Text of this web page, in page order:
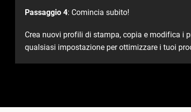
Passaggio 4: Comincia subito! ​
Crea nuovi profili di stampa, copia e modifica i
qualsiasi impostazione per ottimizzare i tuoi